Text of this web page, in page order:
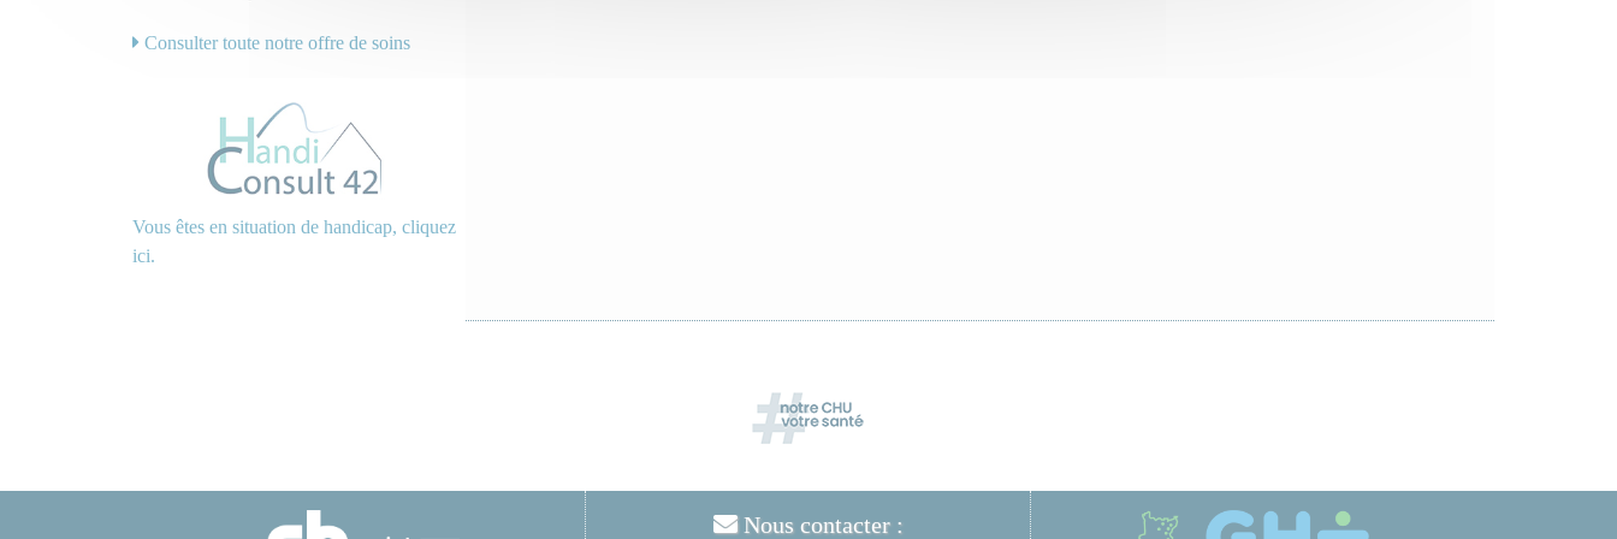
Consulter toute notre offre de soins
Vous êtes en situation de handicap, cliquez
ici.
Nous contacter :